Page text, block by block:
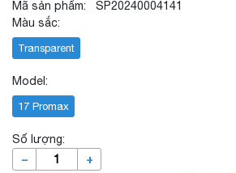
Mã sản phẩm: SP20240004141
Màu sắc:
Transparent
Model:
17 Promax
Số lượng:
– +